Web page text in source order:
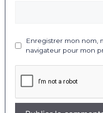
Enregistrer mon nom,
navigateur pour mon